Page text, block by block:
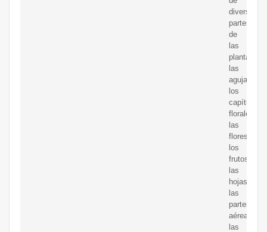
diversas
partes
de
las
plantas:
las
agujas,
los
capítulos
florales,
las
flores,
los
frutos,
las
hojas,
las
partes
aéreas,
las